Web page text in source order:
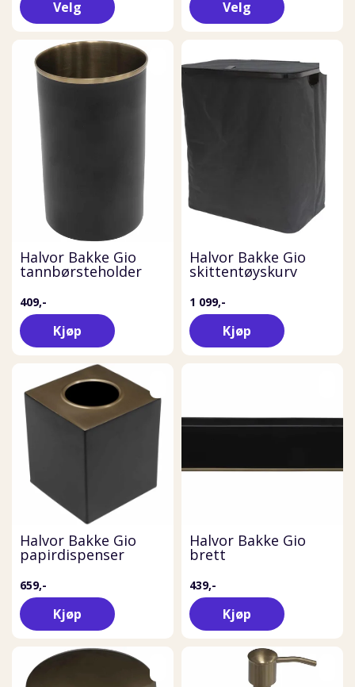
Velg Velg
Halvor Bakke Gio
tannbørsteholder
409,-
Kjøp
Halvor Bakke Gio
skittentøyskurv
1 099,-
Kjøp
Halvor Bakke Gio
papirdispenser
659,-
Kjøp
Halvor Bakke Gio
brett
439,-
Kjøp